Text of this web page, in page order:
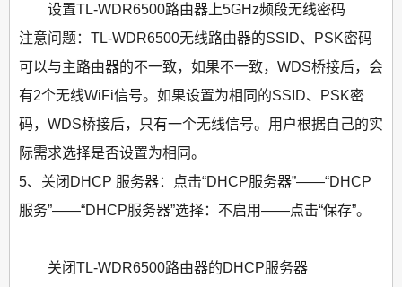
设置TL-WDR6500路由器上5GHz频段无线密码
注意问题：TL-WDR6500无线路由器的SSID、PSK密码
可以与主路由器的不一致，如果不一致，WDS桥接后，会
有2个无线WiFi信号。如果设置为相同的SSID、PSK密
码，WDS桥接后，只有一个无线信号。用户根据自己的实
际需求选择是否设置为相同。
5、关闭DHCP 服务器：点击“DHCP服务器”——“DHCP
服务”——“DHCP服务器”选择：不启用——点击“保存”。
关闭TL-WDR6500路由器的DHCP服务器